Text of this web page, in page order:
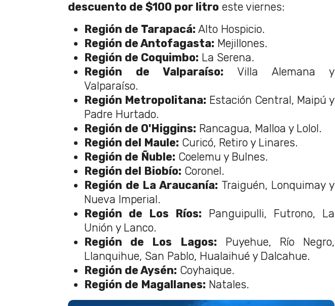
descuento de $100 por litro este viernes:
Región de Tarapacá: Alto Hospicio.
Región de Antofagasta: Mejillones.
Región de Coquimbo: La Serena.
Región de Valparaíso: Villa Alemana y
Valparaíso.
Región Metropolitana: Estación Central, Maipú y
Padre Hurtado.
Región de O'Higgins: Rancagua, Malloa y Lolol.
Región del Maule: Curicó, Retiro y Linares.
Región de Ñuble: Coelemu y Bulnes.
Región del Biobío: Coronel.
Región de La Araucanía: Traiguén, Lonquimay y
Nueva Imperial.
Región de Los Ríos: Panguipulli, Futrono, La
Unión y Lanco.
Región de Los Lagos: Puyehue, Río Negro,
Llanquihue, San Pablo, Hualaihué y Dalcahue.
Región de Aysén: Coyhaique.
Región de Magallanes: Natales.